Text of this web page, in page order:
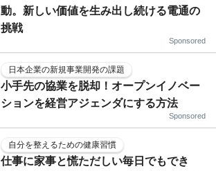
動。新しい価値を生み出し続ける電通の
挑戦
Sponsored
日本企業の新規事業開発の課題
小手先の協業を脱却！オープンイノベー
ションを経営アジェンダにする方法
Sponsored
自分を整えるための健康習慣
仕事に家事と慌ただしい毎日でもでき